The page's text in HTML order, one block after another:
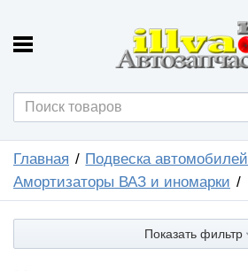
Главная
Подвеска автомобилей
Амортизаторы ВАЗ и иномарки
Показать фильтр